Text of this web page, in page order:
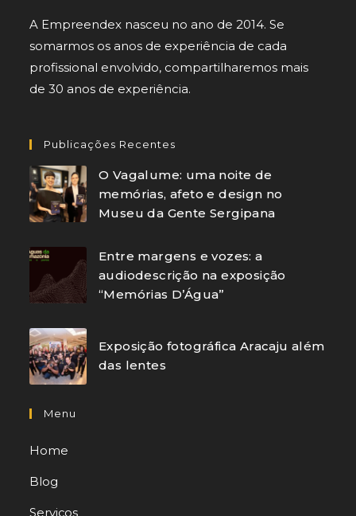
A Empreendex nasceu no ano de 2014. Se
somarmos os anos de experiência de cada
profissional envolvido, compartilharemos mais
de 30 anos de experiência.
Publicações Recentes
O Vagalume: uma noite de
memórias, afeto e design no
Museu da Gente Sergipana
Entre margens e vozes: a
audiodescrição na exposição
“Memórias D’Água”
Exposição fotográfica Aracaju além
das lentes
Menu
Home
Blog
Serviços